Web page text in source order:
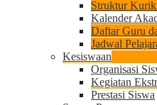
Struktur
Kalender
Daftar Guru
Jadwal
Kesiswaan
Organisasi
Kegiatan
Prestasi Siswa